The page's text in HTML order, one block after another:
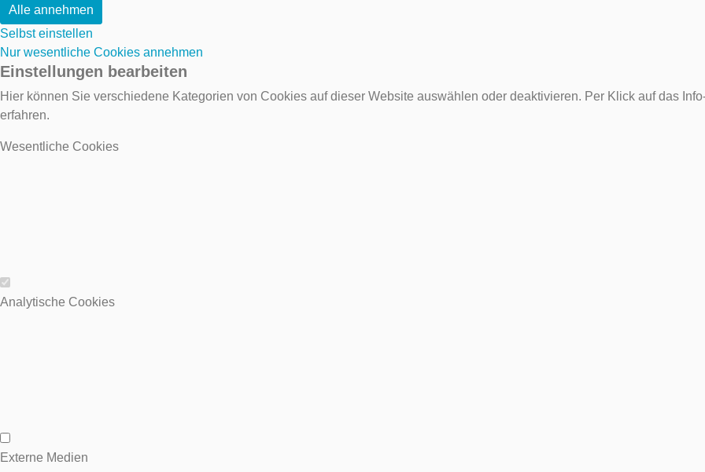
Alle annehmen
Selbst einstellen
Nur wesentliche Cookies annehmen
Einstellungen bearbeiten
Hier können Sie verschiedene Kategorien von Cookies auf dieser Website auswählen oder deaktivieren. Per Klick auf das
erfahren.
Wesentliche Cookies
Wesentliche Cookies
Analytische Cookies
Analytische Cookies
Externe Medien